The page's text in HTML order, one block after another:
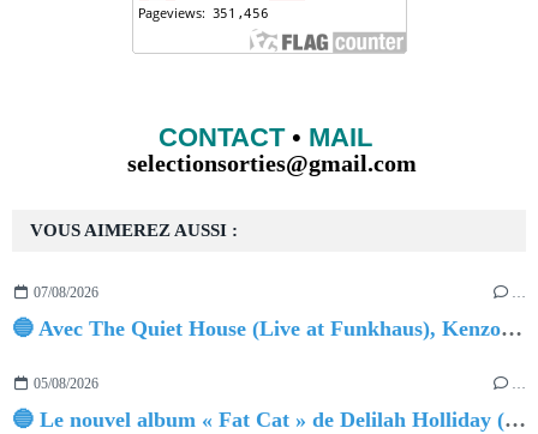
VOUS AIMEREZ AUSSI :
07/08/2026 …
🔵 Avec The Quiet House (Live at Funkhaus), Kenzo Zurzolo livre une performance aussi intense qu'envoûtante.
05/08/2026 …
🔵 Le nouvel album « Fat Cat » de Delilah Holliday (sortie le 30 Octobre 2026)
CONTACT• MAIL
selectionsorties@gmail.com